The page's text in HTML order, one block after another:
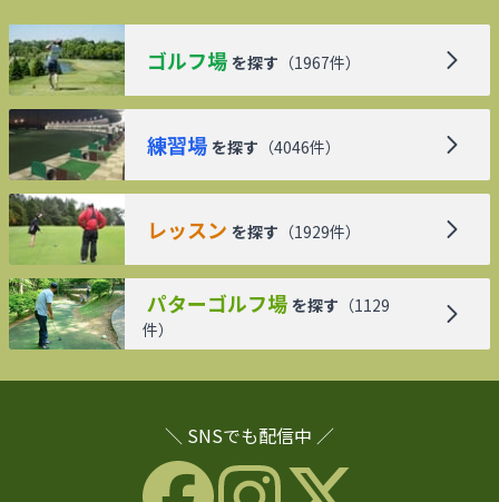
ゴルフ場 を探す （1967件）
練習場 を探す （4046件）
レッスン を探す （1929件）
パターゴルフ場 を探す （1129
件）
＼ SNSでも配信中 ／